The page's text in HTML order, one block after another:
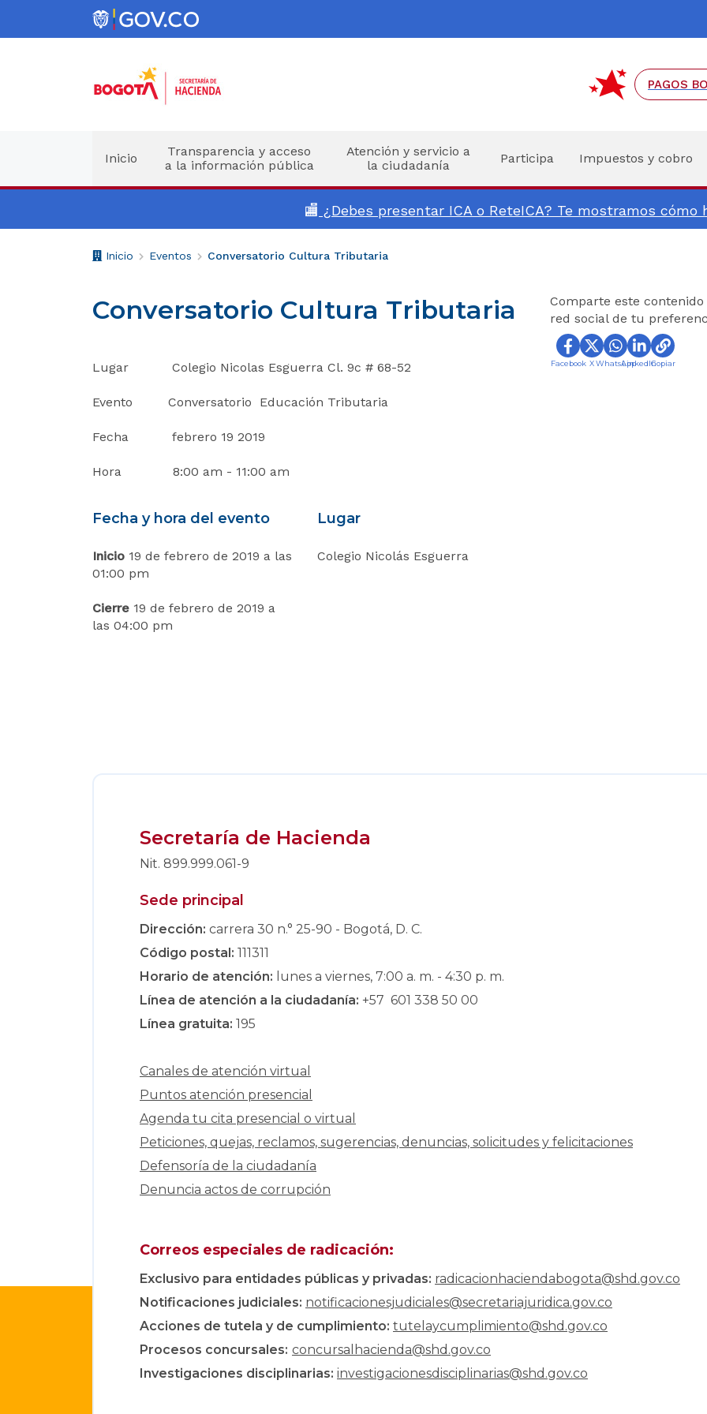
Enlace
a
Gov.co
PAGOS
principal
Inicio
Transparencia y acceso
a la información pública
Atención y servicio a
la ciudadanía
Participa Impuestos y cobro
🏬 ¿Debes presentar ICA o ReteICA? Te mostramos cómo
Breadcrumb
Inicio
v
e
Eventos Conversatorio Cultura Tributaria
Conversatorio Cultura Tributaria
Comparte este
red social de tu
Facebook XWhatsAppLinkedInCopiar
Lugar Colegio Nicolas Esguerra Cl. 9c # 68-52
Evento Conversatorio Educación Tributaria
Fecha febrero 19 2019
Hora 8:00 am - 11:00 am
Fecha y hora del evento
Inicio 19 de febrero de 2019 a las
01:00 pm
Cierre 19 de febrero de 2019 a
las 04:00 pm
Lugar
Colegio Nicolás Esguerra
Secretaría de Hacienda
Nit. 899.999.061-9
Sede principal
Dirección: carrera 30 n.° 25-90 - Bogotá, D. C.
Código postal: 111311
Horario de atención: lunes a viernes, 7:00 a. m. - 4:30 p. m.
Línea de atención a la ciudadanía: +57 601 338 50 00
Línea gratuita: 195
Canales de atención virtual
Puntos atención presencial
Agenda tu cita presencial o virtual
Peticiones, quejas, reclamos, sugerencias, denuncias, solicitudes y felicitaciones
Defensoría de la ciudadanía
Denuncia actos de corrupción
Correos especiales de radicación:
Exclusivo para entidades públicas y privadas: radicacionhaciendabogota@shd.gov.co
Notificaciones judiciales: notificacionesjudiciales@secretariajuridica.gov.co
Acciones de tutela y de cumplimiento: tutelaycumplimiento@shd.gov.co
Procesos concursales: concursalhacienda@shd.gov.co
Investigaciones disciplinarias: investigacionesdisciplinarias@shd.gov.co